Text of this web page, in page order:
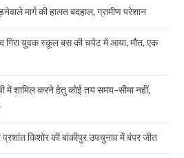
मार्ग की हालत बदहाल, ग्रामीण परेशान
गिरा युवक स्कूल बस की चपेट में आया, मौत, एक
में शामिल करने हेतु कोई तय समय-सीमा नहीं,
किशोर की बांकीपुर उपचुनाव में बंपर जीत